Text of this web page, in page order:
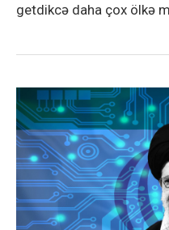
getdikcə daha çox ölkə